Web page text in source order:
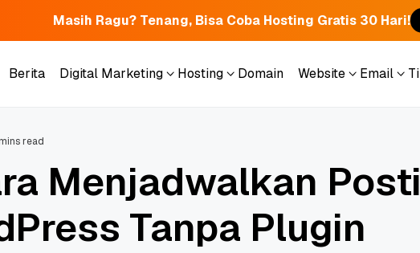
Masih Ragu? Tenang, Bisa Coba Hosting Gratis 30 Hari!
Berita
Digital Marketing
Hosting
Domain
Website
Email
read
Menjadwalkan
Tanpa Plugin